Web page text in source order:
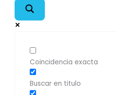
Coincidencia exacta
Buscar en titulo